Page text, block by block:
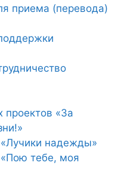
приема (перевода)
проектов «За
надежды»
тебе, моя